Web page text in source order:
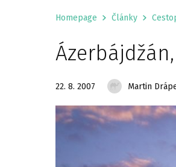
Homepage Články
22. 8. 2007 Martin